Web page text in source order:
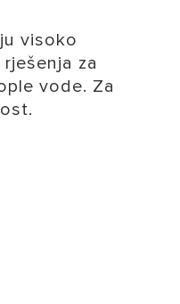
visoko
za
vode. Za